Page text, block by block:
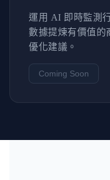
運用 AI 即時監測
數據提煉有價值的
優化建議。
Coming Soon